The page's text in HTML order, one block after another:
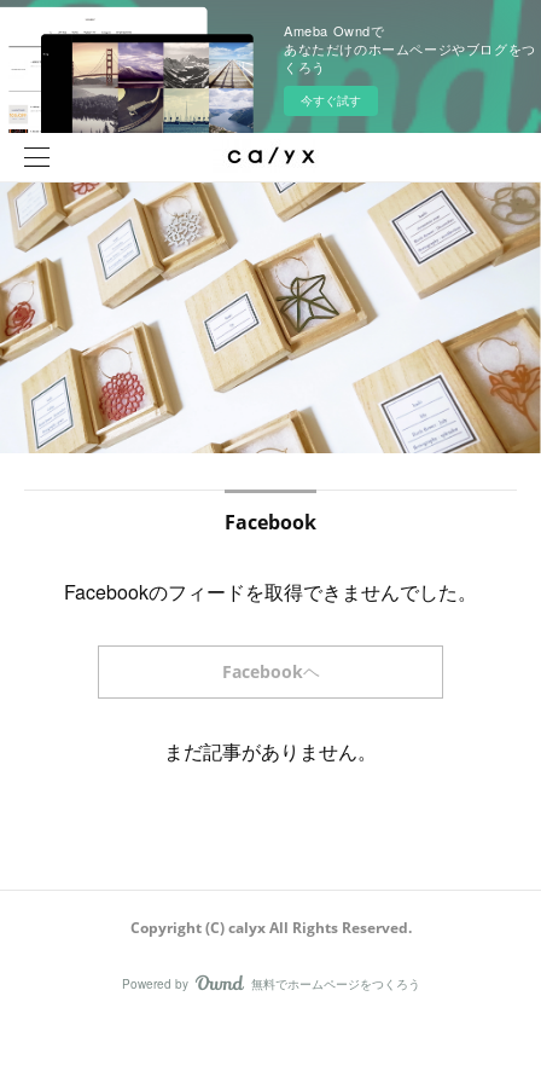
Ameba Owndで
あなただけのホームページやブログをつ
くろう
今すぐ試す
Facebook
Facebookのフィードを取得できませんでした。
Facebookヘ
まだ記事がありません。
Copyright (C) calyx All Rights Reserved.
Powered by AmebaOwnd
無料でホームページをつくろう